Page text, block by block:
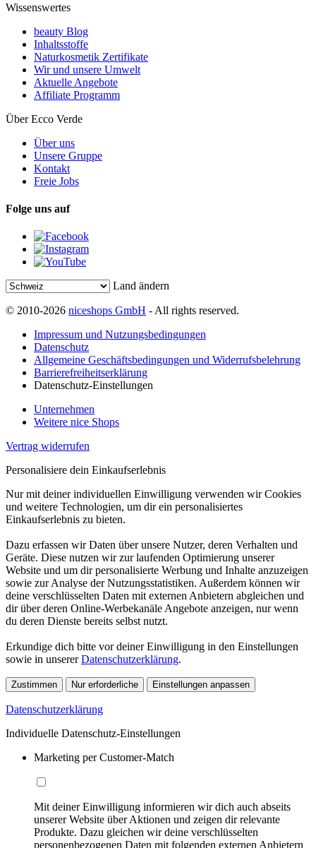
Wissenswertes
beauty Blog
Inhaltsstoffe
Naturkosmetik Zertifikate
Wir und unsere Umwelt
Aktuelle Angebote
Affiliate Programm
Über Ecco Verde
Über uns
Unsere Gruppe
Kontakt
Freie Jobs
Folge uns auf
Land ändern
© 2010-2026 niceshops GmbH - All rights reserved.
Impressum und Nutzungsbedingungen
Datenschutz
Allgemeine Geschäftsbedingungen und Widerrufsbelehrung
Barrierefreiheitserklärung
Datenschutz-Einstellungen
Unternehmen
Weitere nice Shops
Vertrag widerrufen
Personalisiere dein Einkaufserlebnis
Nur mit deiner individuellen Einwilligung verwenden wir Cookies
und weitere Technologien, um dir ein personalisiertes
Einkaufserlebnis zu bieten.
Dazu erfassen wir Daten über unsere Nutzer, deren Verhalten und
Geräte. Diese nutzen wir zur laufenden Optimierung unserer
Website und um dir personalisierte Werbung und Inhalte anzuzeigen
sowie zur Analyse der Nutzungsstatistiken. Außerdem können wir
deine verschlüsselten Daten mit externen Anbietern abgleichen und
dir über deren Online-Werbekanäle Angebote anzeigen, nur wenn
du deren Dienste bereits selbst nutzt.
Erkundige dich bitte vor deiner Einwilligung in den Einstellungen
sowie in unsererDatenschutzerklärung.
Zustimmen Nur erforderliche Einstellungen anpassen
Datenschutzerklärung
Individuelle Datenschutz-Einstellungen
Marketing per Customer-Match
Mit deiner Einwilligung informieren wir dich auch abseits
unserer Website über Aktionen und zeigen dir relevante
Produkte. Dazu gleichen wir deine verschlüsselten
personenbezogenen Daten mit folgenden externen Anbietern